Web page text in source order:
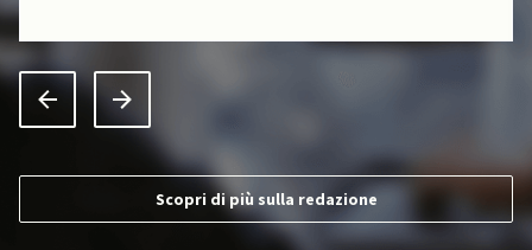
Scopri di più sulla redazione